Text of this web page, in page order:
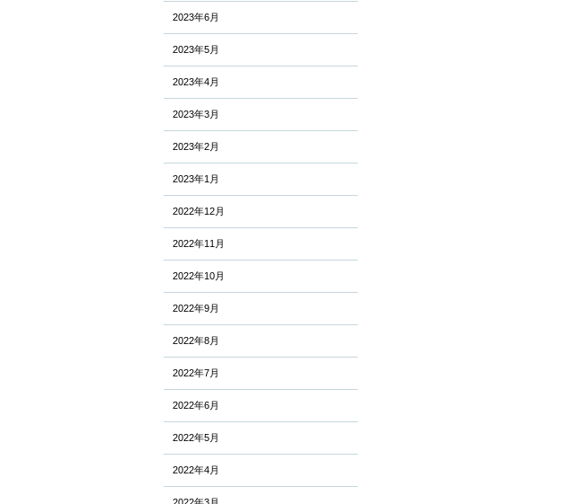
2023年6月
2023年5月
2023年4月
2023年3月
2023年2月
2023年1月
2022年12月
2022年11月
2022年10月
2022年9月
2022年8月
2022年7月
2022年6月
2022年5月
2022年4月